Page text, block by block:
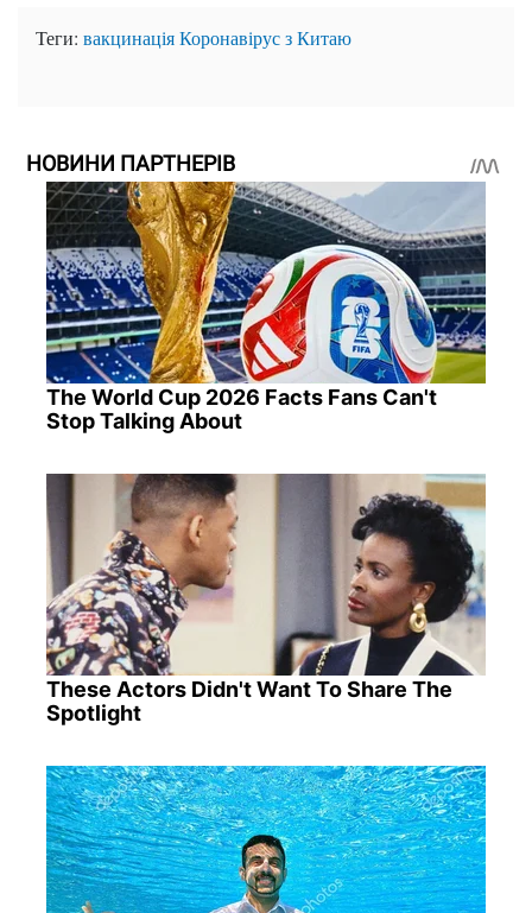
Теги: вакцинаціяКоронавірус з Китаю
НОВИНИ ПАРТНЕРІВ
The World Cup 2026 Facts Fans Can't
Stop Talking About
These Actors Didn't Want To Share The
Spotlight